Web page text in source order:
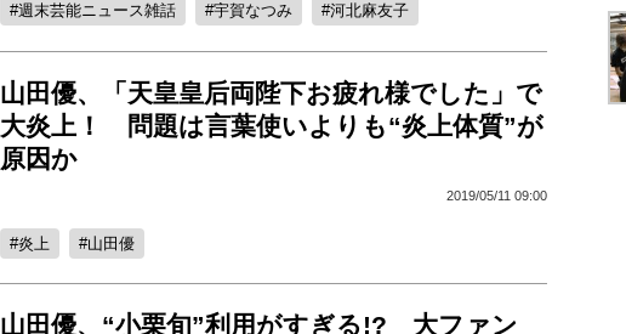
週末芸能ニュース雑話 宇賀なつみ 河北麻友子
山田優、「天皇皇后両陛下お疲れ様でした」で
大炎上！ 問題は言葉使いよりも“炎上体質”が
原因か
2019/05/11 09:00
炎上 山田優
山田優、“小栗旬”利用がすぎる!? 大ファン